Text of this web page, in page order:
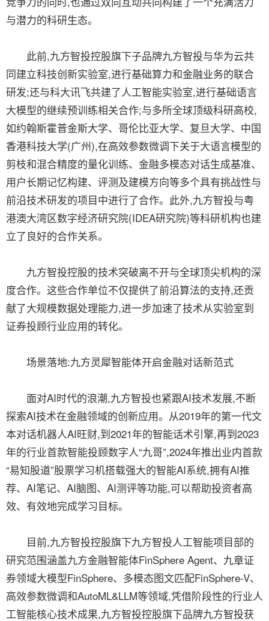
与潜力的科研生态。
此前,九方智投控股旗下子品牌九方智投与华为云共
同建立科技创新实验室,进行基础算力和金融业务的联合
研发;还与科大讯飞共建了人工智能实验室,进行基础语言
大模型的继续预训练相关合作;与多所全球顶级科研高校,
如约翰斯霍普金斯大学、哥伦比亚大学、复旦大学、中国
香港科技大学(广州),在高效参数微调下关于大语言模型的
剪枝和混合精度的量化训练、金融多模态对话生成基准、
用户长期记忆构建、评测及建模方向等多个具有挑战性与
前沿技术研发的项目中进行了合作。此外,九方智投与粤
港澳大湾区数字经济研究院(IDEA研究院)等科研机构也建
立了良好的合作关系。
九方智投控股的技术突破离不开与全球顶尖机构的深
度合作。这些合作单位不仅提供了前沿算法的支持,还贡
献了大规模数据处理能力,进一步加速了技术从实验室到
证券投顾行业应用的转化。
场景落地:九方灵犀智能体开启金融对话新范式
面对AI时代的浪潮,九方智投也紧跟AI技术发展,不断
探索AI技术在金融领域的创新应用。从2019年的第一代文
本对话机器人AI旺财,到2021年的智能话术引擎,再到2023
年的行业首款智能投顾数字人“九哥”,2024年推出业内首款
“易知股道”股票学习机搭载强大的智能AI系统,拥有AI推
荐、AI笔记、AI脑图、AI测评等功能,可以帮助投资者高
效、有效地完成学习目标。
目前,九方智投控股旗下九方智投人工智能项目部的
研究范围涵盖九方金融智能体FinSphere Agent、九章证
券领域大模型FinSphere、多模态图文匹配FinSphere-V、
高效参数微调和AutoML&LLM等领域,凭借阶段性的行业人
工智能核心技术成果,九方智投控股旗下品牌九方智投获